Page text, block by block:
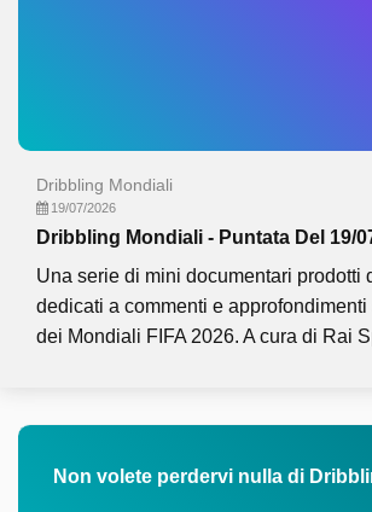
Dribbling Mondiali
19/07/2026
Dribbling Mondiali - Puntata Del 19/
Una serie di mini documentari prodotti
dedicati a commenti e
dei Mondiali FIFA 2026. A cura di Rai
Non volete perdervi nulla di